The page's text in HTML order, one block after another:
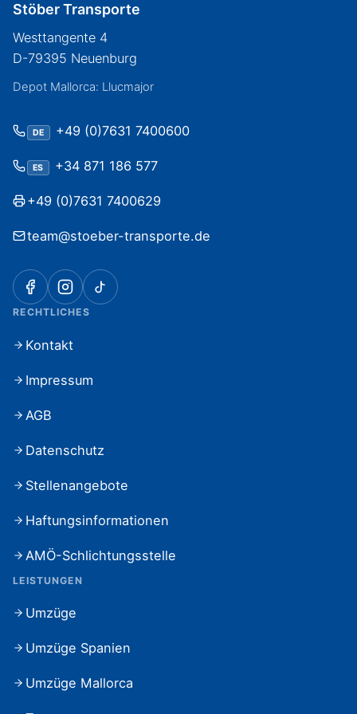
Stöber Transporte
Westtangente 4
D-79395 Neuenburg
Depot Mallorca: Llucmajor
DE +49 (0)7631 7400600
ES +34 871 186 577
+49 (0)7631 7400629
team@stoeber-transporte.de
RECHTLICHES
Kontakt
Impressum
AGB
Datenschutz
Stellenangebote
Haftungsinformationen
AMÖ-Schlichtungsstelle
LEISTUNGEN
Umzüge
Umzüge Spanien
Umzüge Mallorca